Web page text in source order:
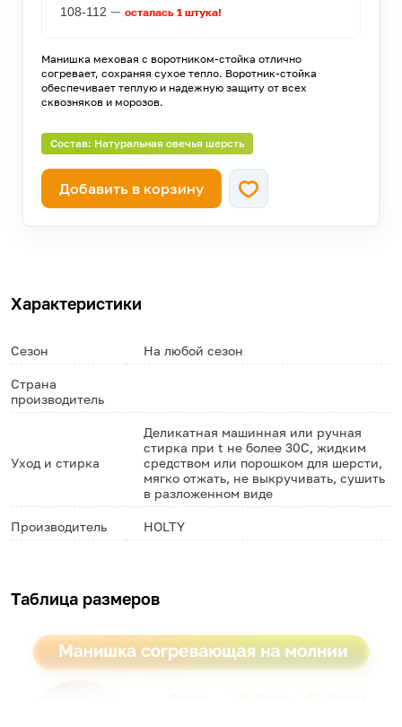
108-112 — осталась 1 штука!
Манишка меховая с воротником-стойка отлично
согревает, сохраняя сухое тепло. Воротник-стойка
обеспечивает теплую и надежную защиту от всех
сквозняков и морозов.
Состав: Натуральная овечья шерсть
Добавить в корзину
Характеристики
Сезон На любой сезон
Страна
производитель
Уход и стирка
Деликатная машинная или ручная
стирка при t не более 30С, жидким
средством или порошком для шерсти,
мягко отжать, не выкручивать, сушить
в разложенном виде
Производитель HOLTY
Таблица размеров